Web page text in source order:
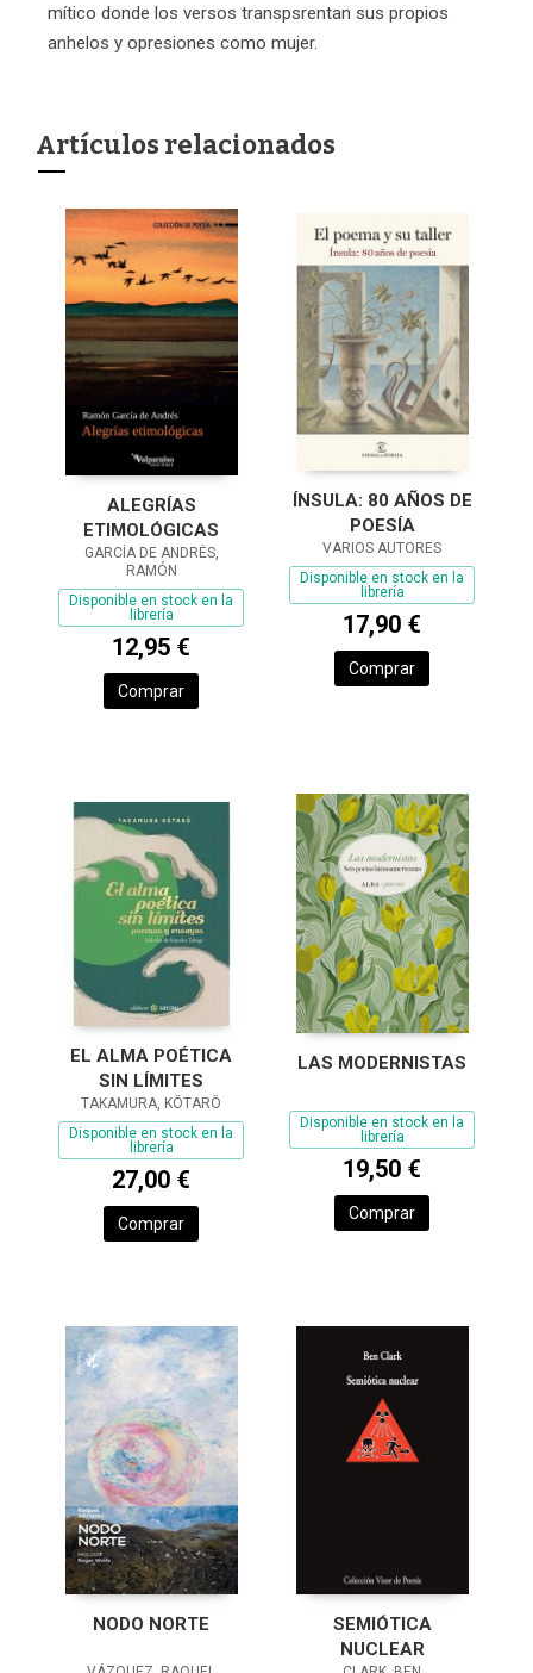
mítico donde los versos transpsrentan sus propios
anhelos y opresiones como mujer.
Artículos relacionados
ALEGRÍAS
ETIMOLÓGICAS
GARCÍA DE ANDRÉS,
RAMÓN
Disponible en stock en la
librería
12,95 €
Comprar
ÍNSULA: 80 AÑOS DE
POESÍA
VARIOS AUTORES
Disponible en stock en la
librería
17,90 €
Comprar
EL ALMA POÉTICA
SIN LÍMITES
TAKAMURA, KÔTARÔ
Disponible en stock en la
librería
27,00 €
Comprar
LAS MODERNISTAS
Disponible en stock en la
librería
19,50 €
Comprar
NODO NORTE
SEMIÓTICA
NUCLEAR